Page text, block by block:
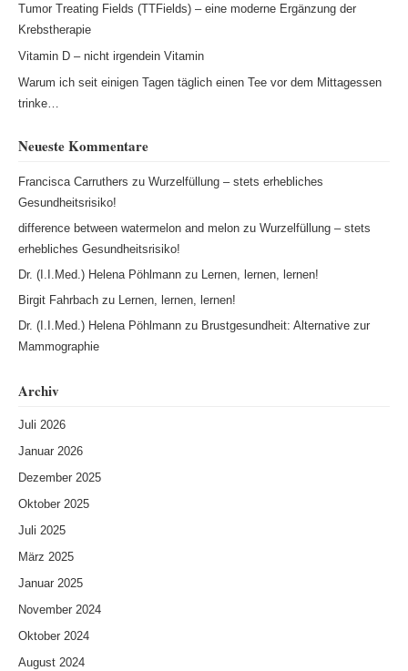
Tumor Treating Fields (TTFields) – eine moderne Ergänzung der
Krebstherapie
Vitamin D – nicht irgendein Vitamin
Warum ich seit einigen Tagen täglich einen Tee vor dem Mittagessen
trinke…
Neueste Kommentare
Francisca Carruthers zu Wurzelfüllung – stets erhebliches
Gesundheitsrisiko!
difference between watermelon and melonzu Wurzelfüllung – stets
erhebliches Gesundheitsrisiko!
Dr. (I.I.Med.) Helena Pöhlmannzu Lernen, lernen, lernen!
Birgit Fahrbachzu Lernen, lernen, lernen!
Dr. (I.I.Med.) Helena Pöhlmannzu Brustgesundheit: Alternative zur
Mammographie
Archiv
Juli 2026
Januar 2026
Dezember 2025
Oktober 2025
Juli 2025
März 2025
Januar 2025
November 2024
Oktober 2024
August 2024